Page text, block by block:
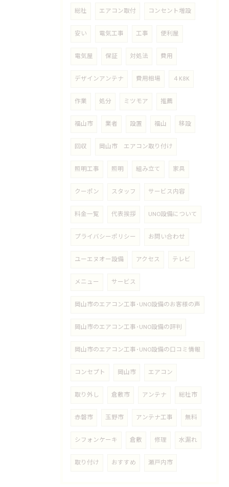
総社 エアコン取付 コンセント増設
安い 電気工事 工事 便利屋
電気屋 保証 対処法 費用
デザインアンテナ 費用相場 ４K8K
作業 処分 ミツモア 推薦
福山市 業者 設置 福山 移設
回収 岡山市 エアコン取り付け
照明工事 照明 組み立て 家具
クーポン スタッフ サービス内容
料金一覧 代表挨拶 UNO設備について
プライバシーポリシー お問い合わせ
ユーエヌオー設備 アクセス テレビ
メニュー サービス
岡山市のエアコン工事･UNO設備のお客様の声
岡山市のエアコン工事･UNO設備の評判
岡山市のエアコン工事･UNO設備の口コミ情報
コンセプト 岡山市 エアコン
取り外し 倉敷市 アンテナ 総社市
赤磐市 玉野市 アンテナ工事 無料
シフォンケーキ 倉敷 修理 水漏れ
取り付け おすすめ 瀬戸内市